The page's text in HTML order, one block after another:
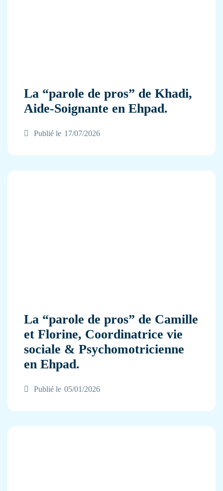
La “parole de pros” de Khadi,
Aide-Soignante en Ehpad.
Publié le 17/07/2026
La “parole de pros” de Camille
et Florine, Coordinatrice vie
sociale & Psychomotricienne
en Ehpad.
Publié le 05/01/2026